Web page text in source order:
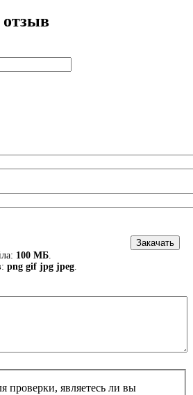
отзыв
100 МБ.
png gif jpg jpeg.
проверки, являетесь ли вы